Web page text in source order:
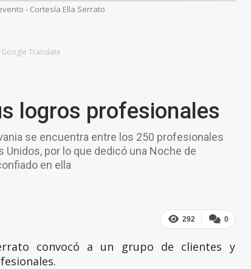
- Cortesía Ella Serrato
Translate
logros profesionales
se encuentra entre los 250 profesionales
por lo que dedicó una Noche de
en ella
0
292
convocó a un grupo de clientes y